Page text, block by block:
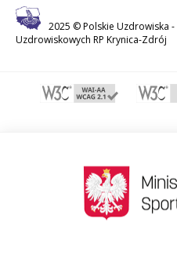
2025 © Polskie Uzdrowiska -
Uzdrowiskowych RP Krynica-Zdrój